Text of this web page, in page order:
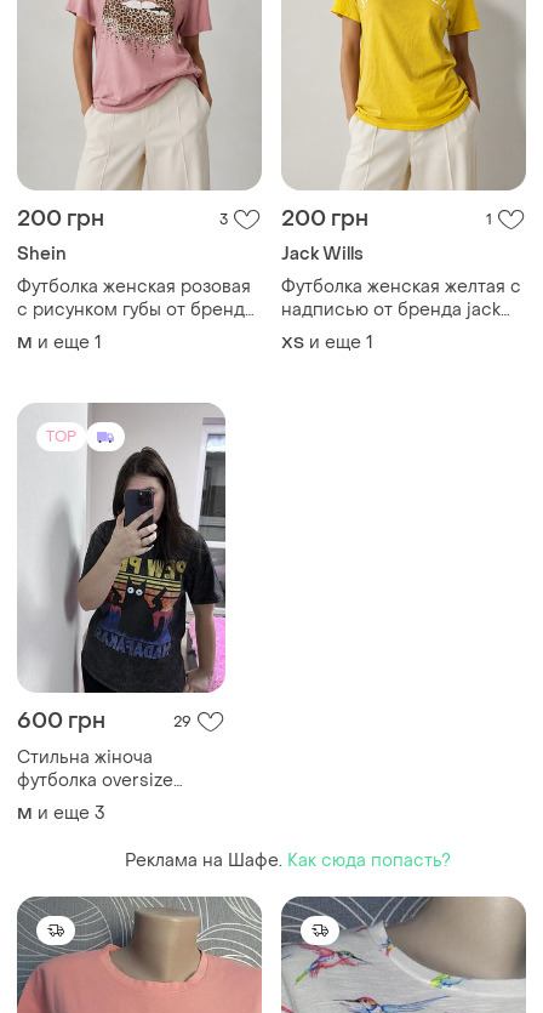
200 грн 3
Shein
Футболка женская розовая
с рисунком губы от бренда
shein m l
M и еще 1
200 грн 1
Jack Wills
Футболка женская желтая с
надписью от бренда jack
wills s
ХS и еще 1
TOP
600 грн 29
Стильна жіноча
футболка oversize
(100% бавовна)
M и еще 3
Реклама на Шафе. Как сюда попасть?